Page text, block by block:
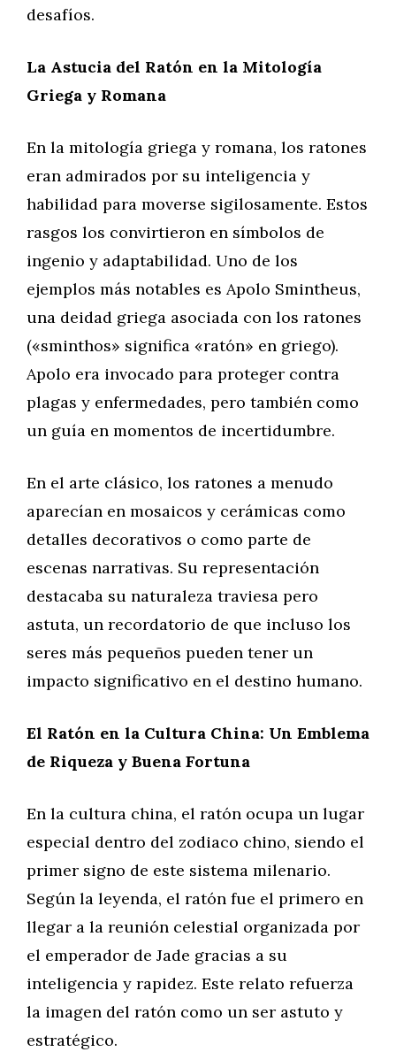
desafíos.
La Astucia del Ratón en la Mitología
Griega y Romana
En la mitología griega y romana, los ratones
eran admirados por su inteligencia y
habilidad para moverse sigilosamente. Estos
rasgos los convirtieron en símbolos de
ingenio y adaptabilidad. Uno de los
ejemplos más notables es Apolo Smintheus,
una deidad griega asociada con los ratones
(«sminthos» significa «ratón» en griego).
Apolo era invocado para proteger contra
plagas y enfermedades, pero también como
un guía en momentos de incertidumbre.
En el arte clásico, los ratones a menudo
aparecían en mosaicos y cerámicas como
detalles decorativos o como parte de
escenas narrativas. Su representación
destacaba su naturaleza traviesa pero
astuta, un recordatorio de que incluso los
seres más pequeños pueden tener un
impacto significativo en el destino humano.
El Ratón en la Cultura China: Un Emblema
de Riqueza y Buena Fortuna
En la cultura china, el ratón ocupa un lugar
especial dentro del zodiaco chino, siendo el
primer signo de este sistema milenario.
Según la leyenda, el ratón fue el primero en
llegar a la reunión celestial organizada por
el emperador de Jade gracias a su
inteligencia y rapidez. Este relato refuerza
la imagen del ratón como un ser astuto y
estratégico.